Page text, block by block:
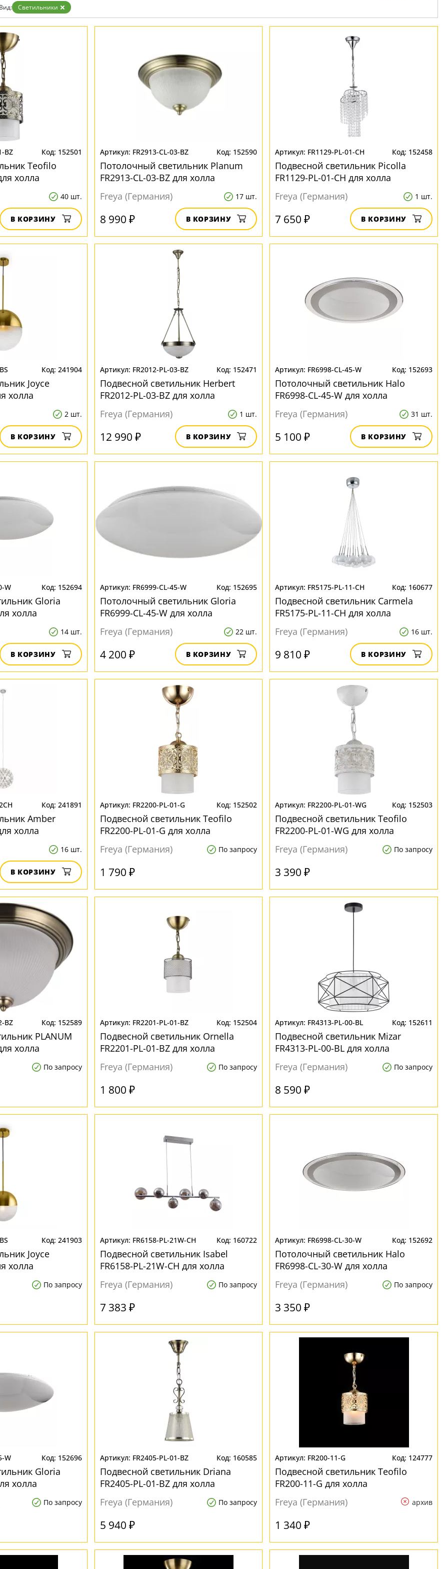
Прозрачные
Хром
Черные
Вид: Светильники
BZ 152501
Teofilo
холла
40 шт.
В КОРЗИНУ
FR2913-CL-03-BZ 152590
Потолочный светильник Planum
FR2913-CL-03-BZ для холла
Freya (Германия)
17 шт.
8 990 ₽ В КОРЗИНУ
FR1129-PL-01-CH 152458
Подвесной светильник Picolla
FR1129-PL-01-CH для холла
Freya (Германия)
1 шт.
7 650 ₽ В КОРЗИНУ
241904
Joyce
холла
2 шт.
В КОРЗИНУ
FR2012-PL-03-BZ 152471
Подвесной светильник Herbert
FR2012-PL-03-BZ для холла
Freya (Германия)
1 шт.
12 990 ₽ В КОРЗИНУ
FR6998-CL-45-W 152693
Потолочный светильник Halo
FR6998-CL-45-W для холла
Freya (Германия)
31 шт.
5 100 ₽ В КОРЗИНУ
W 152694
Gloria
холла
14 шт.
В КОРЗИНУ
FR6999-CL-45-W 152695
Потолочный светильник Gloria
FR6999-CL-45-W для холла
Freya (Германия)
22 шт.
4 200 ₽ В КОРЗИНУ
FR5175-PL-11-CH 160677
Подвесной светильник Carmela
FR5175-PL-11-CH для холла
Freya (Германия)
16 шт.
9 810 ₽ В КОРЗИНУ
241891
Amber
холла
16 шт.
В КОРЗИНУ
FR2200-PL-01-G 152502
Подвесной светильник Teofilo
FR2200-PL-01-G для холла
Freya (Германия)
По запросу
1 790 ₽
FR2200-PL-01-WG 152503
Подвесной светильник Teofilo
FR2200-PL-01-WG для холла
Freya (Германия)
По запросу
3 390 ₽
BZ 152589
PLANUM
холла
По запросу
FR2201-PL-01-BZ 152504
Подвесной светильник Ornella
FR2201-PL-01-BZ для холла
Freya (Германия)
По запросу
1 800 ₽
FR4313-PL-00-BL 152611
Подвесной светильник Mizar
FR4313-PL-00-BL для холла
Freya (Германия)
По запросу
8 590 ₽
241903
Joyce
холла
По запросу
FR6158-PL-21W-CH 160722
Подвесной светильник Isabel
FR6158-PL-21W-CH для холла
Freya (Германия)
По запросу
7 383 ₽
FR6998-CL-30-W 152692
Потолочный светильник Halo
FR6998-CL-30-W для холла
Freya (Германия)
По запросу
3 350 ₽
W 152696
Gloria
холла
По запросу
FR2405-PL-01-BZ 160585
Подвесной светильник Driana
FR2405-PL-01-BZ для холла
Freya (Германия)
По запросу
5 940 ₽
FR200-11-G 124777
Подвесной светильник Teofilo
FR200-11-G для холла
Freya (Германия)
архив
1 340 ₽